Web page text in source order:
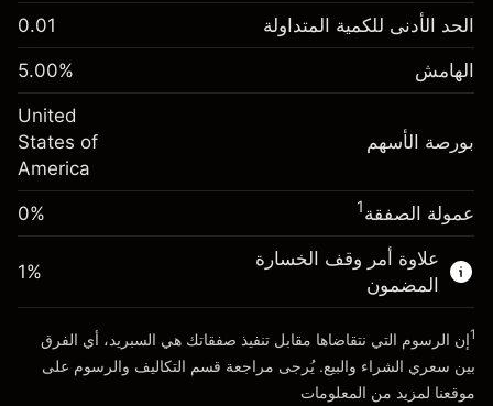
رسوم التبييت
الرسوم من قيمة الصفقة الكاملة
-0.021596
%
(-$4.32)
حجم الصفقة بالرافعة المالية ~$20,000.00
الأموال من الرافعة المالية ~ دولار
انتقل إلى المنصة
الهامش. استثمارك $1,000.00
رسوم التبييت
الرسوم من قيمة الصفقة الكاملة
-0.000626
%
(-$0.13)
حجم الصفقة بالرافعة المالية ~
الأموال من الرافعة المالية ~ دولار
انتقل إلى المنصة
الحد الأدنى للكمية المتداولة 0.01
الهامش 5.00%
بورصة الأسهم
United
States of
America
عمولة الصفقة1
0%
علاوة أمر وقف الخسارة
المضمون
1%
1إن الرسوم التي نتقاضاها مقابل تنفيذ صفقاتك هي السبريد، أي الفرق
بين سعري الشراء والبيع. يُرجى مراجعة قسم التكاليف والرسوم على
موقعنا لمزيد من المعلومات